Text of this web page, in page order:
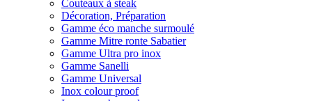
Couteaux à steak
Décoration, Préparation
Gamme éco manche surmoulé
Gamme Mitre ronte Sabatier
Gamme Ultra pro inox
Gamme Sanelli
Gamme Universal
Inox colour proof